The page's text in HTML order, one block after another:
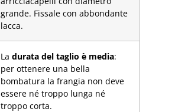
grande. Fissale con abbondante
lacca.
La durata del taglio è media:
per ottenere una bella
bombatura la frangia non deve
essere né troppo lunga né
troppo corta.